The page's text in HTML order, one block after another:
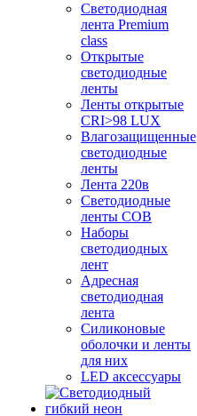
Светодиодная
лента Premium
class
Открытые
светодиодные
ленты
Ленты открытые
CRI>98 LUX
Влагозащищенные
светодиодные
ленты
Лента 220в
Светодиодные
ленты COB
Наборы
светодиодных
лент
Адресная
светодиодная
лента
Силиконовые
оболочки и ленты
для них
LED аксессуары